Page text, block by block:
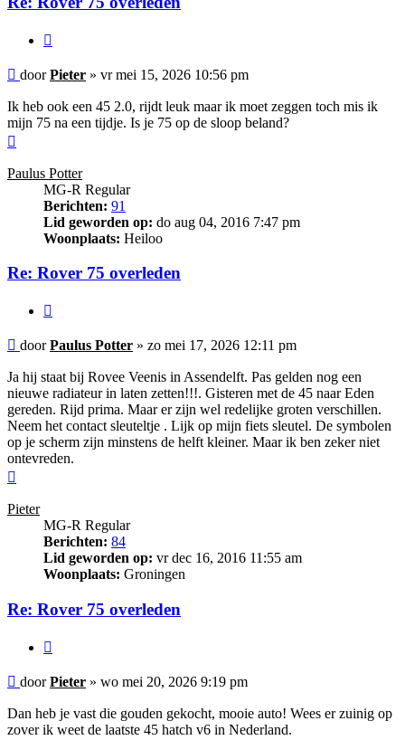
Bericht
doorPieter » vr mei 15, 2026 10:56 pm
Ik heb ook een 45 2.0, rijdt leuk maar ik moet zeggen toch mis ik
mijn 75 na een tijdje. Is je 75 op de sloop beland?
Paulus Potter
MG-R Regular
Berichten: 91
Lid geworden op: do aug 04, 2016 7:47 pm
Woonplaats: Heiloo
Re: Rover 75 overleden
Bericht
doorPaulus Potter » zo mei 17, 2026 12:11 pm
Ja hij staat bij Rovee Veenis in Assendelft. Pas gelden nog een
nieuwe radiateur in laten zetten!!!. Gisteren met de 45 naar Eden
gereden. Rijd prima. Maar er zijn wel redelijke groten verschillen.
Neem het contact sleuteltje . Lijk op mijn fiets sleutel. De symbolen
op je scherm zijn minstens de helft kleiner. Maar ik ben zeker niet
ontevreden.
Pieter
MG-R Regular
Berichten: 84
Lid geworden op: vr dec 16, 2016 11:55 am
Woonplaats: Groningen
Re: Rover 75 overleden
Bericht
doorPieter » wo mei 20, 2026 9:19 pm
Dan heb je vast die gouden gekocht, mooie auto! Wees er zuinig op
zover ik weet de laatste 45 hatch v6 in Nederland.